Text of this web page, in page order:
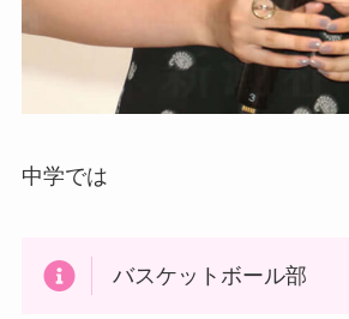
中学では
バスケットボール部